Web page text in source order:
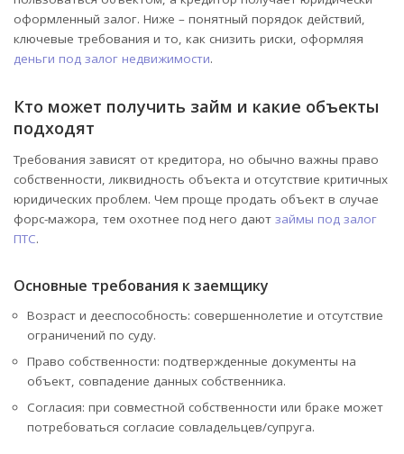
оформленный залог. Ниже – понятный порядок действий,
ключевые требования и то, как снизить риски, оформляя
деньги под залог недвижимости.
Кто может получить займ и какие объекты
подходят
Требования зависят от кредитора, но обычно важны право
собственности, ликвидность объекта и отсутствие критичных
юридических проблем. Чем проще продать объект в случае
форс-мажора, тем охотнее под него дают займы под залог
ПТС.
Основные требования к заемщику
Возраст и дееспособность: совершеннолетие и отсутствие
ограничений по суду.
Право собственности: подтвержденные документы на
объект, совпадение данных собственника.
Согласия: при совместной собственности или браке может
потребоваться согласие совладельцев/супруга.